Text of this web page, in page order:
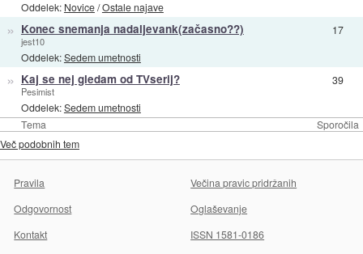
Tema Sporočila
Oddelek: Novice/Ostale najave
» Konec snemanja nadaljevank(začasno??)
jest10
Oddelek:Sedem umetnosti
17
» Kaj se nej gledam od TVserij?
Pesimist
Oddelek:Sedem umetnosti
39
Več podobnih tem
Pravila
Večina pravic pridržanih
Odgovornost
Oglaševanje
Kontakt
ISSN 1581-0186